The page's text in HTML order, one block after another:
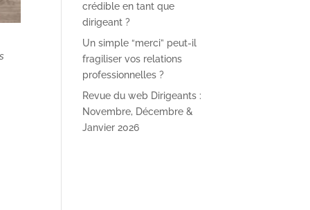
crédible en tant que
dirigeant ?
Un simple “merci” peut-il
fragiliser vos relations
professionnelles ?
Revue du web Dirigeants :
Novembre, Décembre &
Janvier 2026